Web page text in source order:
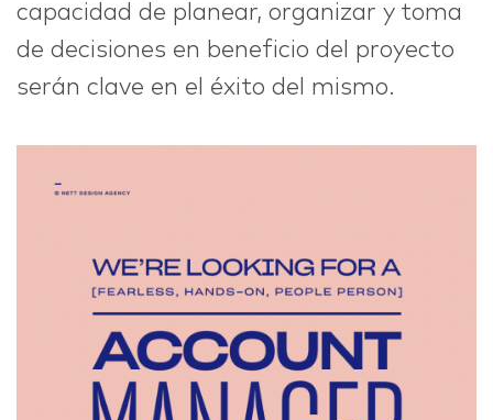
capacidad de planear, organizar y toma
de decisiones en beneficio del proyecto
serán clave en el éxito del mismo.
CONTACT
hi@nett.mx